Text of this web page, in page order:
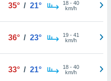
35° / 21° 18- 40
km/h
36° / 23° 19- 41
km/h
33° / 21° 18- 40
km/h